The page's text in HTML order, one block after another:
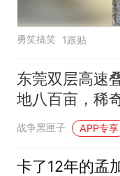
勇笑搞笑 1跟贴
东莞双层高速
地八百亩，稀
真的震撼
战争黑匣子 APP专享
卡了12年的孟